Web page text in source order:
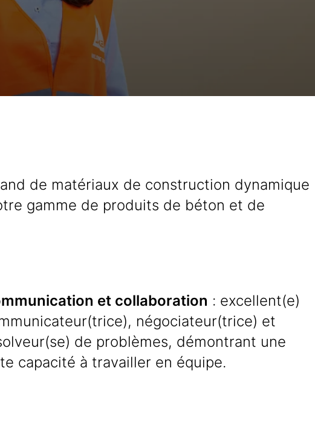
de matériaux de construction dynamique
gamme de produits de béton et de
et collaboration : excellent(e)
négociateur(trice) et
de problèmes, démontrant une
capacité à travailler en équipe.